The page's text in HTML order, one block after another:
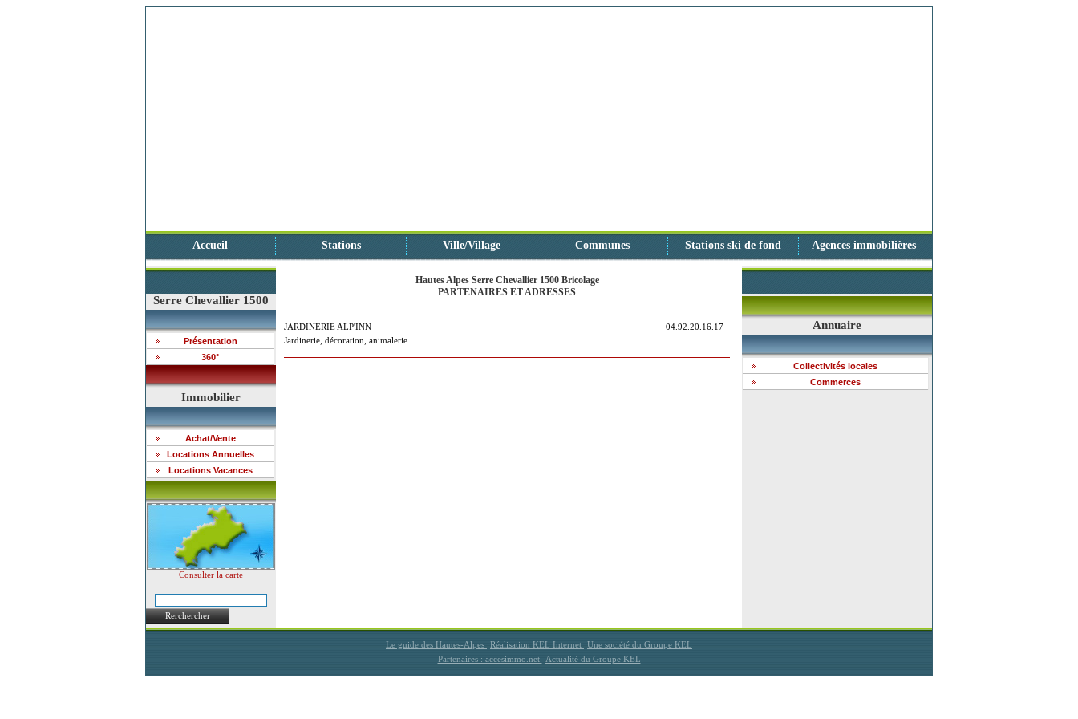
Accueil Stations Ville/Village Communes Stations ski de fond Agences immobilières
Serre Chevallier 1500
Présentation
360°
Immobilier
Achat/Vente
Locations Annuelles
Locations Vacances
Consulter la carte
Rerchercher
Hautes Alpes Serre Chevallier 1500 Bricolage
PARTENAIRES ET ADRESSES
04.92.20.16.17
JARDINERIE ALP'INN
Jardinerie, décoration, animalerie.
Annuaire
Collectivités locales
Commerces
Le guide des Hautes-Alpes Réalisation KEL Internet Une société du Groupe KEL
Partenaires : accesimmo.net
Actualité du Groupe KEL